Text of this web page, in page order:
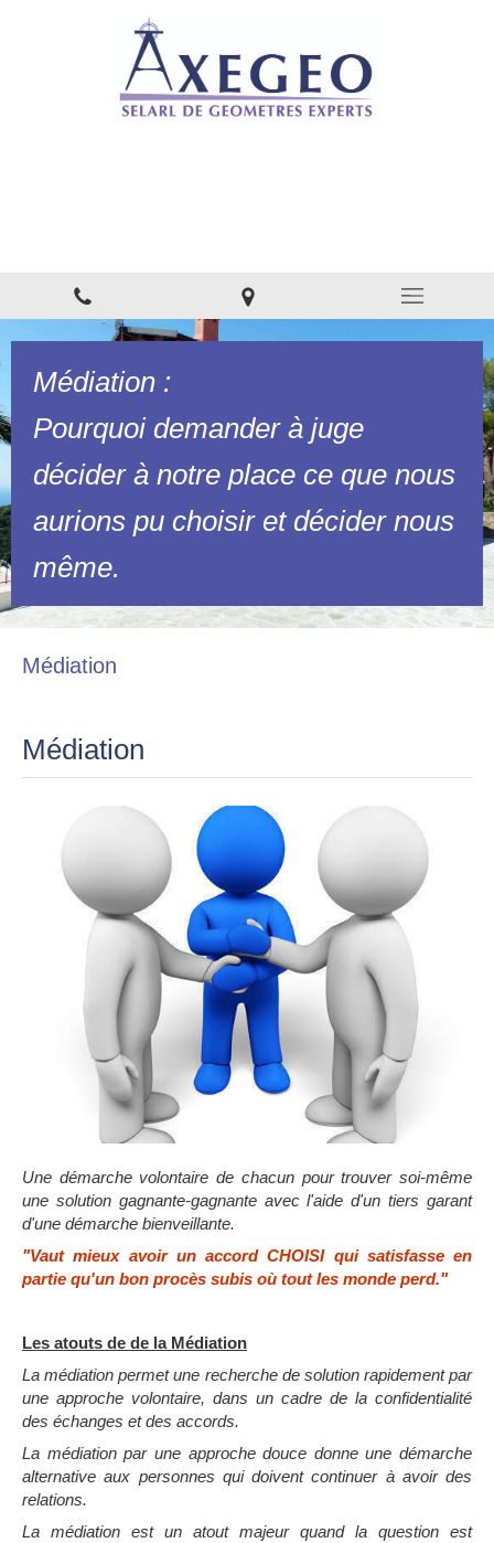
Médiation :
Pourquoi demander à juge
décider à notre place ce que nous
aurions pu choisir et décider nous
même.
Médiation
Médiation
Une démarche volontaire de chacun pour trouver soi-même
une solution gagnante-gagnante avec l'aide d'un tiers garant
d'une démarche bienveillante.
"Vaut mieux avoir un accord CHOISI qui satisfasse en
partie qu'un bon procès subis où tout les monde perd."
Les atouts de de la Médiation
La médiation permet une recherche de solution rapidement par
une approche volontaire, dans un cadre de la confidentialité
des échanges et des accords.
La médiation par une approche douce donne une démarche
alternative aux personnes qui doivent continuer à avoir des
relations.
La médiation est un atout majeur quand la question est